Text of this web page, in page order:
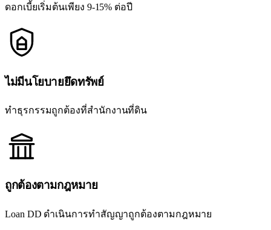
ดอกเบี้ยเริ่มต้นเพียง 9-15% ต่อปี
ไม่มีนโยบายยึดทรัพย์
ทำธุรกรรมถูกต้องที่สำนักงานที่ดิน
ถูกต้องตามกฎหมาย
Loan DD ดำเนินการทำสัญญาถูกต้องตามกฎหมาย